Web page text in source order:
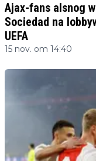
Ajax-fans alsnog
Sociedad na
UEFA
15 nov. om 14:40